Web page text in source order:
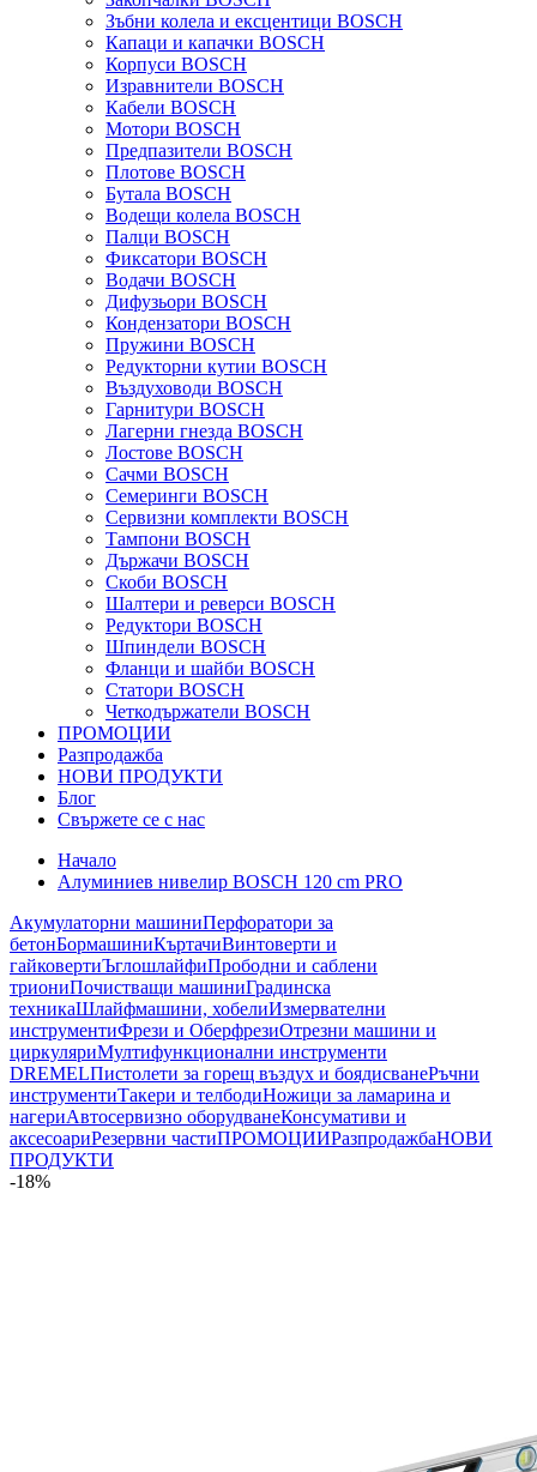
Зъбни колела и ексцентици BOSCH
Капаци и капачки BOSCH
Корпуси BOSCH
Изравнители BOSCH
Кабели BOSCH
Мотори BOSCH
Предпазители BOSCH
Плотове BOSCH
Бутала BOSCH
Водещи колела BOSCH
Палци BOSCH
Фиксатори BOSCH
Водачи BOSCH
Дифузьори BOSCH
Кондензатори BOSCH
Пружини BOSCH
Редукторни кутии BOSCH
Въздуховоди BOSCH
Гарнитури BOSCH
Лагерни гнезда BOSCH
Лостове BOSCH
Сачми BOSCH
Семеринги BOSCH
Сервизни комплекти BOSCH
Тампони BOSCH
Държачи BOSCH
Скоби BOSCH
Шалтери и реверси BOSCH
Редуктори BOSCH
Шпиндели BOSCH
Фланци и шайби BOSCH
Статори BOSCH
Четкодържатели BOSCH
ПРОМОЦИИ
Разпродажба
НОВИ ПРОДУКТИ
Блог
Свържете се с нас
Начало
Алуминиев нивелир BOSCH 120 cm PRO
Акумулаторни машиниПерфоратори за
бетонБормашиниКъртачиВинтоверти и
гайковертиЪглошлайфиПрободни и саблени
триониПочистващи машиниГрадинска
техникаШлайфмашини, хобелиИзмервателни
инструментиФрези и ОберфрезиОтрезни машини и
циркуляриМултифункционални инструменти
DREMELПистолети за горещ въздух и боядисванеРъчни
инструментиТакери и телбодиНожици за ламарина и
нагериАвтосервизно оборудванеКонсумативи и
аксесоариРезервни частиПРОМОЦИИРазпродажбаНОВИ
ПРОДУКТИ
-18%